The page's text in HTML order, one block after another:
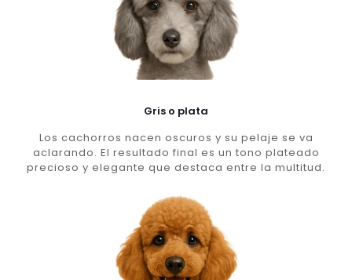
Gris o plata
Los cachorros nacen oscuros y su pelaje se va
aclarando. El resultado final es un tono plateado
precioso y elegante que destaca entre la multitud.